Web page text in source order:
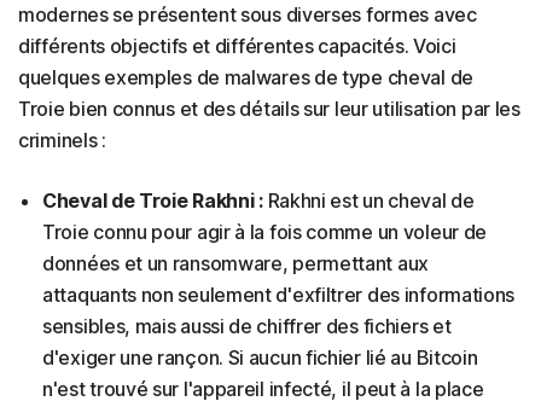
modernes se présentent sous diverses formes avec
différents objectifs et différentes capacités. Voici
quelques exemples de malwares de type cheval de
Troie bien connus et des détails sur leur utilisation par les
criminels :
Cheval de Troie Rakhni :Rakhni est un cheval de
Troie connu pour agir à la fois comme un voleur de
données et un ransomware, permettant aux
attaquants non seulement d'exfiltrer des informations
sensibles, mais aussi de chiffrer des fichiers et
d'exiger une rançon. Si aucun fichier lié au Bitcoin
n'est trouvé sur l'appareil infecté, il peut à la place